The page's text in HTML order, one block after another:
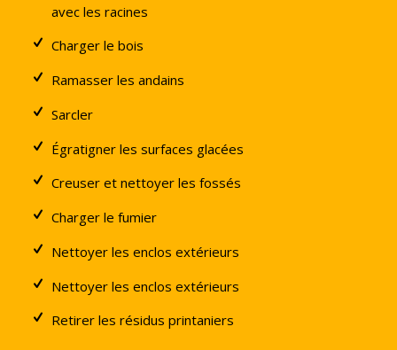
avec les racines
Charger le bois
Ramasser les andains
Sarcler
Égratigner les surfaces glacées
Creuser et nettoyer les fossés
Charger le fumier
Nettoyer les enclos extérieurs
Nettoyer les enclos extérieurs
Retirer les résidus printaniers